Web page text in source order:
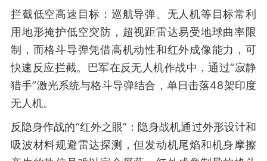
拦截低空高速目标：巡航导弹、无人机等目标常利
用地形掩护低空突防，超视距雷达易受地球曲率限
制，而格斗导弹凭借高机动性和红外成像能力，可
快速反应拦截。巴军在反无人机作战中，通过“寂静
猎手”激光系统与格斗导弹结合，单日击落48架印度
无人机。
反隐身作战的“红外之眼”：隐身战机通过外形设计和
吸波材料规避雷达探测，但发动机尾焰和机身摩擦